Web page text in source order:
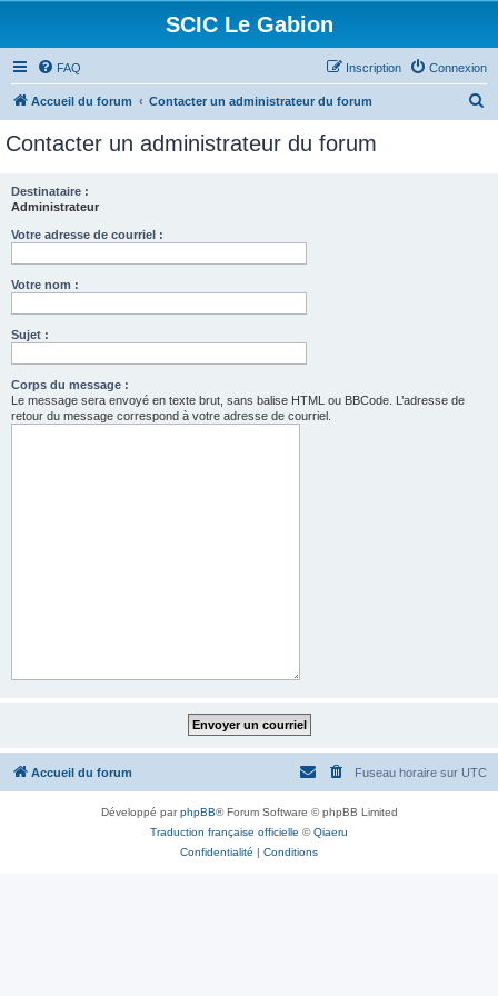
SCIC Le Gabion
FAQ Connexion
Inscription
Accueil du forum Contacter un administrateur du forum
Contacter un administrateur du forum
Destinataire :
Administrateur
Votre adresse de courriel :
Votre nom :
Sujet :
Corps du message :
Le message sera envoyé en texte brut, sans balise HTML ou BBCode. L’adresse de
retour du message correspond à votre adresse de courriel.
Accueil du forum Fuseau horaire sur UTC
Développé parphpBB® Forum Software © phpBB Limited
Traduction française officielle ©Qiaeru
Confidentialité | Conditions